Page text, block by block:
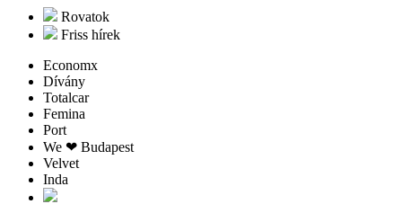
Rovatok
Friss hírek
Economx
Dívány
Totalcar
Femina
Port
We ❤︎ Budapest
Velvet
Inda